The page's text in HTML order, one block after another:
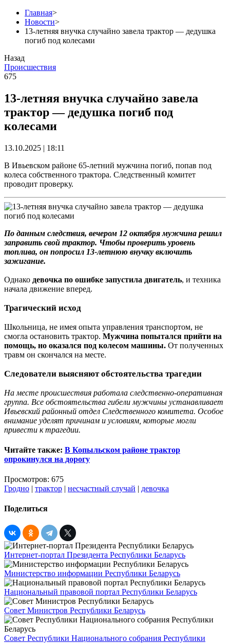
Главная>
Новости>
13-летняя внучка случайно завела трактор — дедушка
погиб под колесами
Назад
Происшествия
675
13-летняя внучка случайно завела
трактор — дедушка погиб под
колесами
13.10.2025 | 18:11
В Ивьевском районе 65-летний мужчина погиб, попав под
колеса собственного трактора. Следственный комитет
проводит проверку.
По данным следствия, вечером 12 октября мужчина решил
заправить свой трактор. Чтобы проверить уровень
топлива, он попросил 13-летнюю внучку включить
зажигание.
Однако девочка по ошибке запустила двигатель, и техника
начала движение вперед.
Трагический исход
Школьница, не имея опыта управления транспортом, не
смогла остановить трактор. Мужчина попытался прийти на
помощь, но оказался под колесом машины. От полученных
травм он скончался на месте.
Следователи выясняют обстоятельства трагедии
На месте происшествия работала следственно-оперативная
группа. Все обстоятельства гибели мужчины устанавливает
Ивьевский районный отдел Следственного комитета. Особое
внимание уделят причинам и условиям, которые могли
привести к трагедии.
Читайте также: В Копыльском районе трактор
опрокинулся на дорогу
Просмотров: 675
Гродно | трактор | несчастный случай | девочка
Поделиться
Интернет-портал Президента Республики Беларусь
Министерство информации Республики Беларусь
Национальный правовой портал Республики Беларусь
Совет Министров Республики Беларусь
Совет Республики Национального собрания Республики